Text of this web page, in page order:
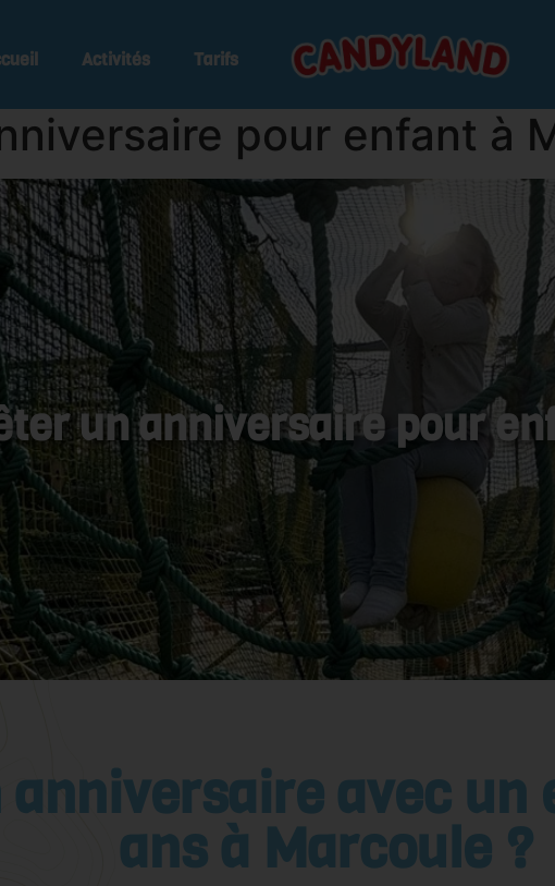
Activités Tarifs
pour enfant à
un anniversaire pour
avec un
ans à Marcoule ?